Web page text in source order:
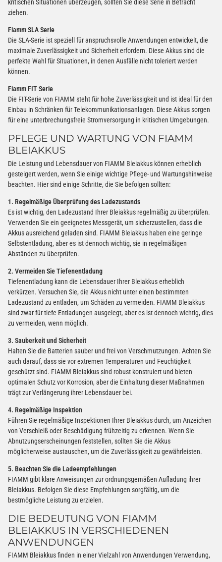
kritischen Situationen überzeugen, sollten Sie diese Serie in Betracht
ziehen.
Fiamm SLA Serie
Die SLA-Serie ist speziell für anspruchsvolle Anwendungen entwickelt, die
maximale Zuverlässigkeit und Sicherheit erfordern. Diese Akkus sind die
perfekte Wahl für Situationen, in denen Ausfälle nicht toleriert werden
können.
Fiamm FIT Serie
Die FIT-Serie von FIAMM steht für hohe Zuverlässigkeit und ist ideal für den
Einbau in Schränken für Telekommunikationsanlagen. Diese Akkus sorgen
für eine unterbrechungsfreie Stromversorgung in kritischen Umgebungen.
PFLEGE UND WARTUNG VON FIAMM
BLEIAKKUS
Die Leistung und Lebensdauer von FIAMM Bleiakkus können erheblich
gesteigert werden, wenn Sie einige wichtige Pflege- und Wartungshinweise
beachten. Hier sind einige Schritte, die Sie befolgen sollten:
1. Regelmäßige Überprüfung des Ladezustands
Es ist wichtig, den Ladezustand Ihrer Bleiakkus regelmäßig zu überprüfen.
Verwenden Sie ein geeignetes Messgerät, um sicherzustellen, dass die
Akkus ausreichend geladen sind. FIAMM Bleiakkus haben eine geringe
Selbstentladung, aber es ist dennoch wichtig, sie in regelmäßigen
Abständen zu überprüfen.
2. Vermeiden Sie Tiefenentladung
Tiefenentladung kann die Lebensdauer Ihrer Bleiakkus erheblich
verkürzen. Versuchen Sie, die Akkus nicht unter einen bestimmten
Ladezustand zu entladen, um Schäden zu vermeiden. FIAMM Bleiakkus
sind zwar für tiefe Entladungen ausgelegt, aber es ist dennoch wichtig, dies
zu vermeiden, wenn möglich.
3. Sauberkeit und Sicherheit
Halten Sie die Batterien sauber und frei von Verschmutzungen. Achten Sie
auch darauf, dass sie vor extremen Temperaturen und Feuchtigkeit
geschützt sind. FIAMM Bleiakkus sind robust konstruiert und bieten
optimalen Schutz vor Korrosion, aber die Einhaltung dieser Maßnahmen
trägt zur Verlängerung ihrer Lebensdauer bei.
4. Regelmäßige Inspektion
Führen Sie regelmäßige Inspektionen Ihrer Bleiakkus durch, um Anzeichen
von Verschleiß oder Beschädigung frühzeitig zu erkennen. Wenn Sie
Abnutzungserscheinungen feststellen, sollten Sie die Akkus
möglicherweise austauschen, um die Zuverlässigkeit zu gewährleisten.
5. Beachten Sie die Ladeempfehlungen
FIAMM gibt klare Anweisungen zur ordnungsgemäßen Aufladung ihrer
Bleiakkus. Befolgen Sie diese Empfehlungen sorgfältig, um die
bestmögliche Leistung zu erzielen.
DIE BEDEUTUNG VON FIAMM
BLEIAKKUS IN VERSCHIEDENEN
ANWENDUNGEN
FIAMM Bleiakkus finden in einer Vielzahl von Anwendungen Verwendung,